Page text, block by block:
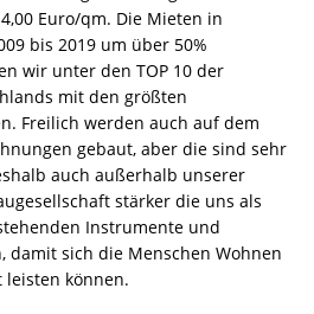
Euro/qm. Die Mieten in
bis 2019 um über 50%
wir unter den TOP 10 der
mit den größten
Freilich werden auch auf dem
gebaut, aber die sind sehr
auch außerhalb unserer
stärker die uns als
Instrumente und
damit sich die Menschen Wohnen
können.